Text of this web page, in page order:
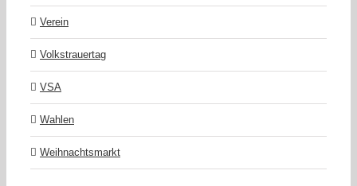
Verein
Volkstrauertag
VSA
Wahlen
Weihnachtsmarkt